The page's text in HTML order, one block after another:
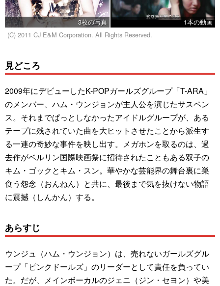
3枚の写真
1本の動画
(C) 2011 CJ E&M Corporation. All Rights Reserved.
見どころ
2009年にデビューしたK-POPガールズグループ「T-ARA」
のメンバー、ハム・ウンジョンが主人公を演じたサスペン
ス。それまでぱっとしなかったアイドルグループが、ある
テープに残されていた曲を大ヒットさせたことから派生す
る一連の奇妙な事件を映し出す。メガホンを取るのは、過
去作がベルリン国際映画祭に招待されたこともある双子の
キム・ゴックとキム・スン。華やかな芸能界の舞台裏に巣
食う怨念（おんねん）と共に、最後まで気を抜けない物語
に震撼（しんかん）する。
あらすじ
ウンジュ（ハム・ウンジョン）は、売れないガールズグル
ープ「ピンクドールズ」のリーダーとして責任を負ってい
た。だが、メインボーカルのジェニ（ジン・セヨン）や美